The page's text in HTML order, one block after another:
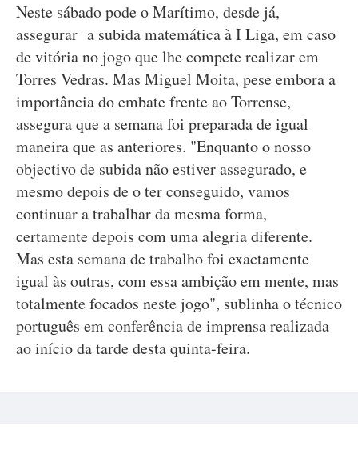
Neste sábado pode o Marítimo, desde já,
assegurar a subida matemática à I Liga, em caso
de vitória no jogo que lhe compete realizar em
Torres Vedras. Mas Miguel Moita, pese embora a
importância do embate frente ao Torrense,
assegura que a semana foi preparada de igual
maneira que as anteriores. "Enquanto o nosso
objectivo de subida não estiver assegurado, e
mesmo depois de o ter conseguido, vamos
continuar a trabalhar da mesma forma,
certamente depois com uma alegria diferente.
Mas esta semana de trabalho foi exactamente
igual às outras, com essa ambição em mente, mas
totalmente focados neste jogo", sublinha o técnico
português em conferência de imprensa realizada
ao início da tarde desta quinta-feira.